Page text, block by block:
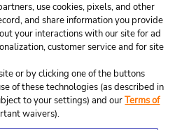
use cookies, pixels, and other
and share information you provide
your interactions with our site for ad
customer service and for site
or by clicking one of the buttons
of these technologies (as described in
to your settings) and ourTerms of
waivers).